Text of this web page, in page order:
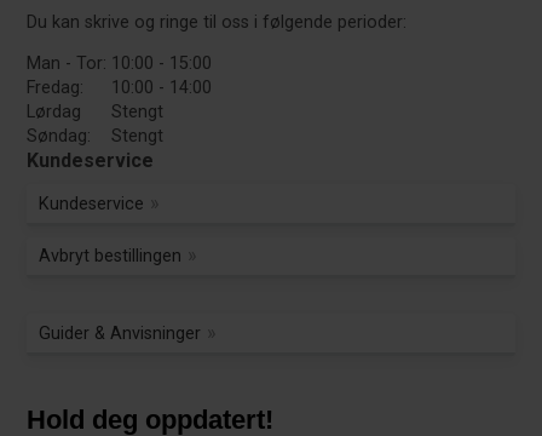
Du kan skrive og ringe til oss i følgende perioder:
Man - Tor: 10:00 - 15:00
Fredag:
10:00 - 14:00
Lørdag
Stengt
Søndag:
Stengt
Kundeservice
Kundeservice
Avbryt bestillingen
Guider & Anvisninger
Hold deg oppdatert!